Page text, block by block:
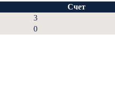
Счет
3
0